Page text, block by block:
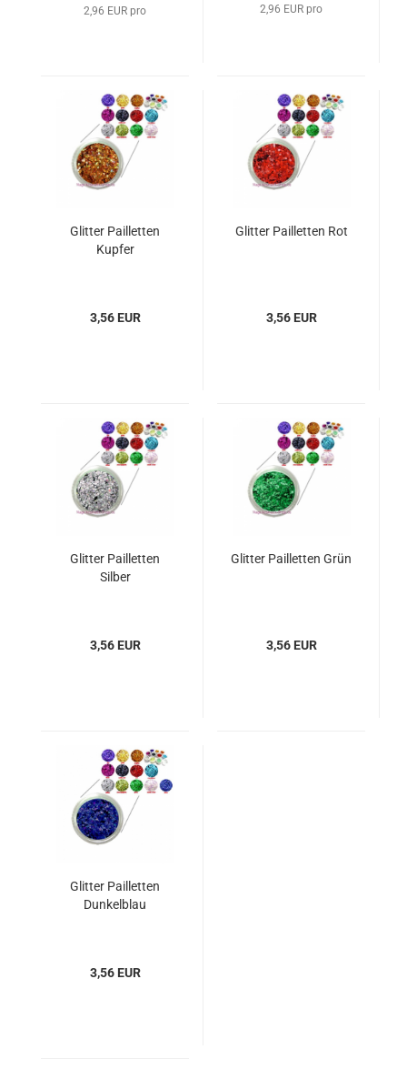
2,96 EUR pro 2,96 EUR pro
Glitter Pailletten
Kupfer
3,56 EUR
Glitter Pailletten Rot
3,56 EUR
Glitter Pailletten
Silber
3,56 EUR
Glitter Pailletten Grün
3,56 EUR
Glitter Pailletten
Dunkelblau
3,56 EUR